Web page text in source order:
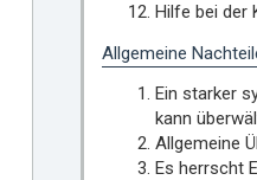
Hilfe bei der
Allgemeine
Ein starker
kann
Allgemeine
Es herrscht